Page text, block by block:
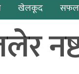
खेलकूद